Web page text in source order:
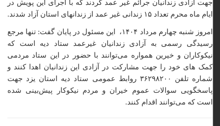
جهت آزادی زندانیان جرائم غیر عمد کردند که با اجرای این پویش در
ایام ماه محرم تعداد ۱۵ زندانی غیر عمد از زندانهای استان آزاد شدند.
امروز شنبه چهارم مرداد ۱۴۰۴، این مسئول در پایان گفت: تنها مرجع
رسیدگی رسمی به آزادی زندانیان غیرعمد ستاد دیه است که
نیکوکاران و خیرین همواره می‌توانند با حضور در این ستاد مردمی
کمک های خود را جهت مشارکت در آزادی این زندانیان اهدا کنند و
شماره تلفن ۳۶۲۹۸۲۰۰ روابط عمومی ستاد دیه استان یزد جهت
پاسخگویی سوالات عموم خیران و مردم نیکوکار پیش‌بینی شده
است که می‌توانند اقدام کنند.